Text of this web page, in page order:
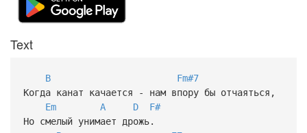
Text
B
Fm#7
Когда канат качается - нам впору бы отчаяться,
Em
A D
F#
Но смелый унимает дрожь.